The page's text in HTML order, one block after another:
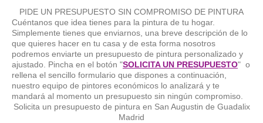
PIDE UN PRESUPUESTO SIN COMPROMISO DE PINTURA
Cuéntanos que idea tienes para la pintura de tu hogar.
Simplemente tienes que enviarnos, una breve descripción de lo
que quieres hacer en tu casa y de esta forma nosotros
podremos enviarte un presupuesto de pintura personalizado y
ajustado. Pincha en el botón "SOLICITA UN PRESUPUESTO" o
rellena el sencillo formulario que dispones a continuación,
nuestro equipo de pintores económicos lo analizará y te
mandará al momento un presupuesto sin ningún compromiso.
Solicita un presupuesto de pintura en San Augustin de Guadalix
Madrid